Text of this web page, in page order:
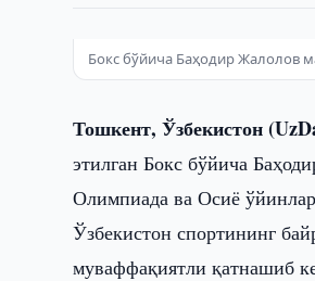
Бокс бўйича Баҳодир Жалолов
Тошкент, Ўзбекистон
этилган Бокс бўйича
Олимпиада ва Осиё
Ўзбекистон спортининг
муваффақиятли қатнашиб